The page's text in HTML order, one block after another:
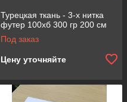
Турецкая ткань - 3-х нитка
футер 100хб 300 гр 200 см
Под заказ
Цену уточняйте